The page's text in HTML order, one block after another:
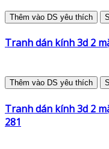
Thêm vào DS yêu thích
Tranh dán kính 3d 2
Thêm vào DS yêu thích
Tranh dán kính 3d 2
281